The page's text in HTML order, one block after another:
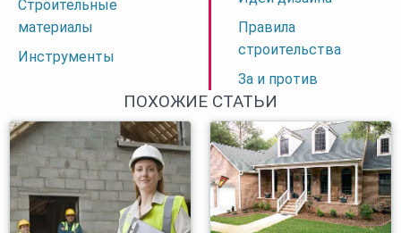
Строительные
материалы
Инструменты
Правила
строительства
За и против
ПОХОЖИЕ СТАТЬИ